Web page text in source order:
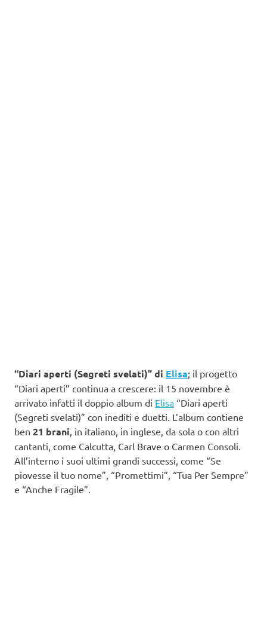
“Diari aperti (Segreti svelati)” di Elisa; il progetto
“Diari aperti” continua a crescere: il 15 novembre è
arrivato infatti il doppio album di Elisa “Diari aperti
(Segreti svelati)” con inediti e duetti. L’album contiene
ben 21 brani , in italiano, in inglese, da sola o con altri
cantanti, come Calcutta, Carl Brave o Carmen Consoli.
All’interno i suoi ultimi grandi successi, come “Se
piovesse il tuo nome”, “Promettimi”, “Tua Per Sempre”
e “Anche Fragile”.